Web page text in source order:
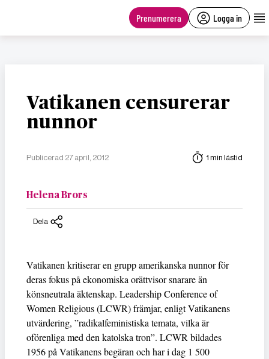
Prenumerera Logga in
Vatikanen censurerar
nunnor
Publicerad 27 april, 2012 1 min lästid
Helena Brors
Dela
Vatikanen kritiserar en grupp amerikanska nunnor för
deras fokus på ekonomiska orättvisor snarare än
könsneutrala äktenskap. Leadership Conference of
Women Religious (LCWR) främjar, enligt Vatikanens
utvärdering, ”radikalfeministiska temata, vilka är
oförenliga med den katolska tron”. LCWR bildades
1956 på Vatikanens begäran och har i dag 1 500